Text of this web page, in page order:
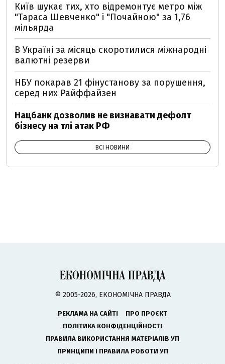
Київ шукає тих, хто відремонтує метро між
"Тараса Шевченко" і "Почайною" за 1,76
мільярда
В Україні за місяць скоротилися міжнародні
валютні резерви
НБУ покарав 21 фінустанову за порушення,
серед них Райффайзен
Нацбанк дозволив не визнавати дефолт
бізнесу на тлі атак РФ
ВСІ НОВИНИ
© 2005-2026, ЕКОНОМІЧНА ПРАВДА
РЕКЛАМА НА САЙТІ
ПРО ПРОЄКТ
ПОЛІТИКА КОНФІДЕНЦІЙНОСТІ
ПРАВИЛА ВИКОРИСТАННЯ МАТЕРІАЛІВ УП
ПРИНЦИПИ І ПРАВИЛА РОБОТИ УП